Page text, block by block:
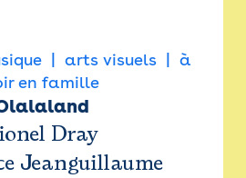
arts visuels
à
en famille
Dray
Jeanguillaume